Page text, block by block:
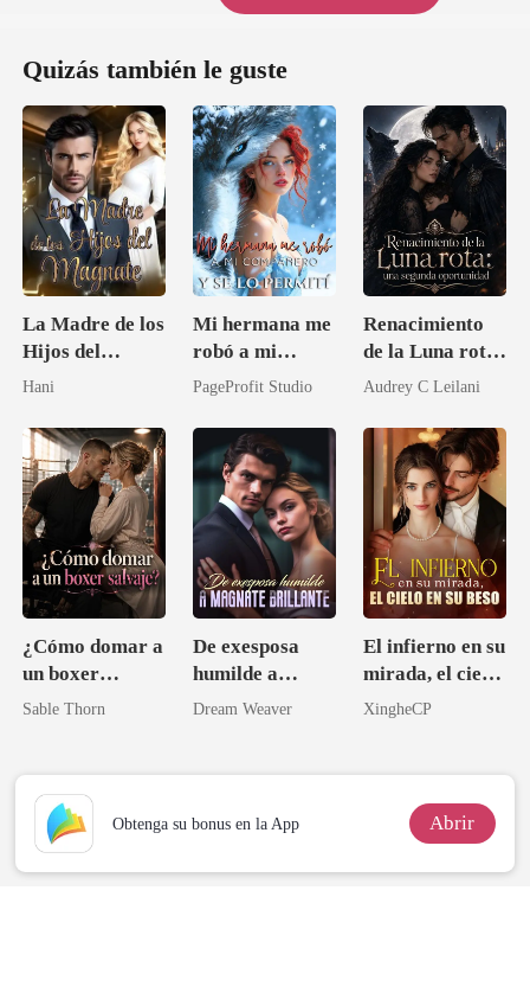
Quizás también le guste
La Madre de los
Hijos del
Magnate
Hani
Mi hermana me
robó a mi
compañero y se
PageProfit Studio
Renacimiento
de la Luna rota:
una segunda
Audrey C Leilani
¿Cómo domar a
un boxer
salvaje?
Sable Thorn
De exesposa
humilde a
magnate
Dream Weaver
El infierno en su
mirada, el cielo
en su beso
XingheCP
Obtenga su bonus en la App Abrir